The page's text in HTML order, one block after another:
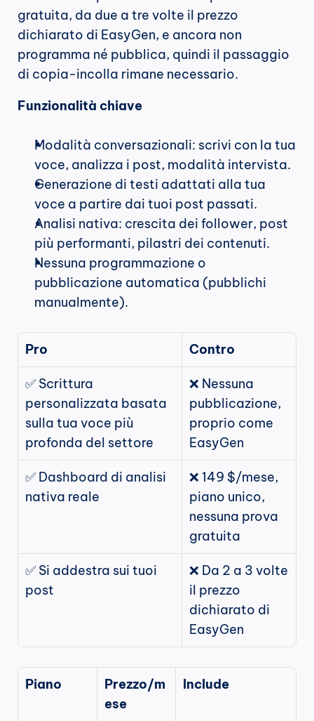
gratuita, da due a tre volte il prezzo
dichiarato di EasyGen, e ancora non
programma né pubblica, quindi il passaggio
di copia-incolla rimane necessario.
Funzionalità chiave
Modalità conversazionali: scrivi con la tua
voce, analizza i post, modalità intervista.
Generazione di testi adattati alla tua
voce a partire dai tuoi post passati.
Analisi nativa: crescita dei follower, post
più performanti, pilastri dei contenuti.
Nessuna programmazione o
pubblicazione automatica (pubblichi
manualmente).
Pro Contro
✅ Scrittura
personalizzata basata
sulla tua voce più
profonda del settore
❌ Nessuna
pubblicazione,
proprio come
EasyGen
✅ Dashboard di analisi
nativa reale
❌ 149 $/mese,
piano unico,
nessuna prova
gratuita
✅ Si addestra sui tuoi
post
❌ Da 2 a 3 volte
il prezzo
dichiarato di
EasyGen
Piano
Prezzo/m
ese
Include